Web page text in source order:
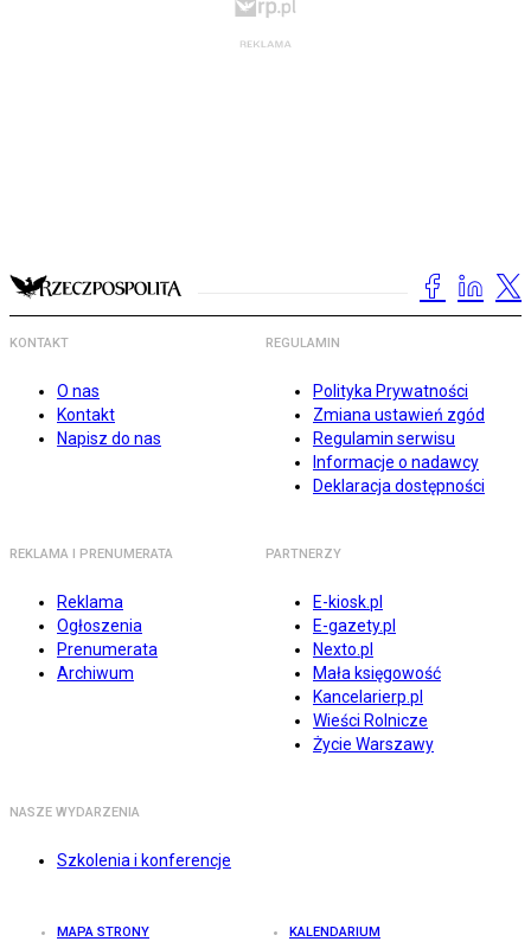
KONTAKT
O nas
Kontakt
Napisz do nas
REGULAMIN
Polityka Prywatności
Zmiana ustawień zgód
Regulamin serwisu
Informacje o nadawcy
Deklaracja dostępności
REKLAMA I PRENUMERATA
Reklama
Ogłoszenia
Prenumerata
Archiwum
PARTNERZY
E-kiosk.pl
E-gazety.pl
Nexto.pl
Mała księgowość
Kancelarierp.pl
Wieści Rolnicze
Życie Warszawy
NASZE WYDARZENIA
Szkolenia i konferencje
MAPA STRONY KALENDARIUM